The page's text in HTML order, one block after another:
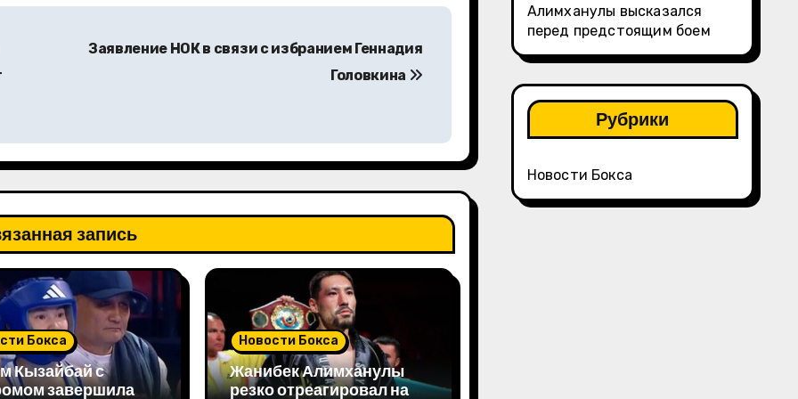
Заявление НОК в связи с избранием Геннадия
Головкина
запись
Бокса
Кызайбай с
завершила
Новости Бокса
Жанибек Алимханулы
резко отреагировал на
Алимханулы высказался
перед предстоящим боем
Рубрики
Новости Бокса